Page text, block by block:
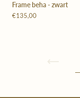
Frame beha - zwart
€135,00
Vorige